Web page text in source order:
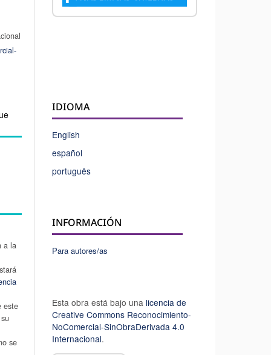
a la
este
se
IDIOMA
English
español
português
INFORMACIÓN
Para autores/as
Esta obra está bajo una licencia de
Creative Commons Reconocimiento-
NoComercial-SinObraDerivada 4.0
Internacional.